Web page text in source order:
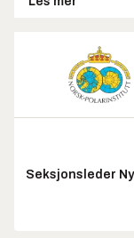
Seksjonsleder